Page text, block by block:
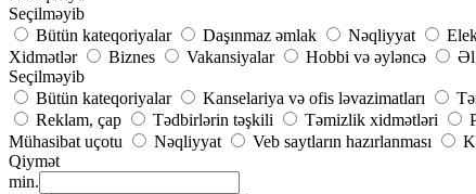
Seçilməyib
Bütün kateqoriyalar
Daşınmaz əmlak Nəqliyyat
Xidmətlər
Biznes Vakansiyalar Hobbi və əyləncə Əl
Seçilməyib
Bütün kateqoriyalar
Kanselariya və ofis ləvazimatları
Reklam, çap
Tədbirlərin təşkili Təmizlik xidmətləri
Mühasibat uçotu
Nəqliyyat Veb saytların hazırlanması
Qiymət
min.